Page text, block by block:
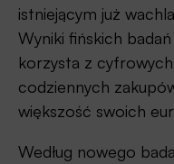
istniejącym już
Wyniki fińskich
korzysta z
codziennych
większość swoich
Według nowego